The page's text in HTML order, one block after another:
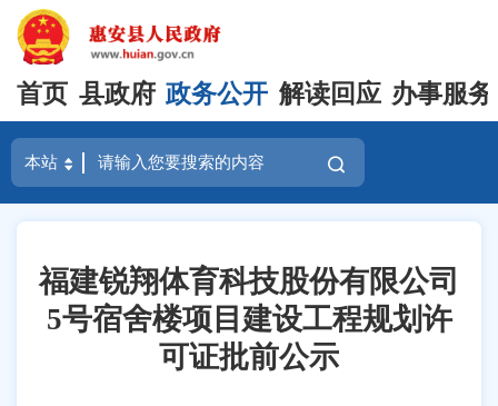
首页 县政府 政务公开 解读回应 办事服务
福建锐翔体育科技股份有限公司
5号宿舍楼项目建设工程规划许
可证批前公示